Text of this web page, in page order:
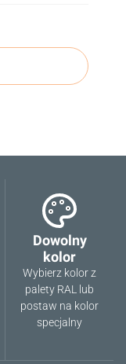
Dowolny
kolor
Wybierz kolor z
palety RAL lub
postaw na kolor
specjalny